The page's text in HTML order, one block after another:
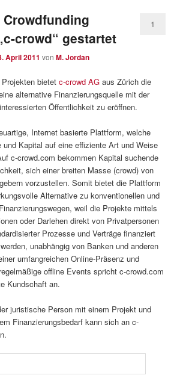
crowd“ gestartet
April 2011 vonM. Jordan
1
Projekten bietetc-crowd AG aus Zürich die
alternative Finanzierungsquelle mit der
Öffentlichkeit zu eröffnen.
Internet basierte Plattform, welche
Kapital auf eine effiziente Art und Weise
c-crowd.com bekommen Kapital suchende
sich einer breiten Masse (crowd) von
vorzustellen. Somit bietet die Plattform
Alternative zu konventionellen und
weil die Projekte mittels
oder Darlehen direkt von Privatpersonen
Prozesse und Verträge finanziert
unabhängig von Banken und anderen
umfangreichen Online-Präsenz und
offline Events spricht c-crowd.com
Kundschaft an.
juristische Person mit einem Projekt und
Finanzierungsbedarf kann sich an c-